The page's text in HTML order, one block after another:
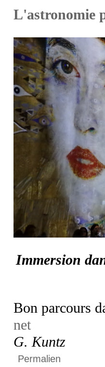
L'astronomie
Immersion
Bon parcours
net
G. Kuntz
Permalien